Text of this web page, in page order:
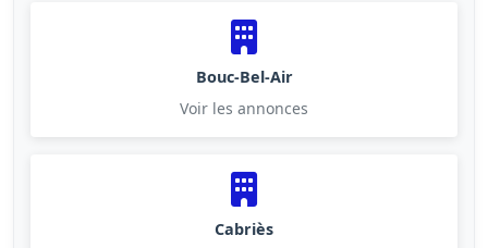
Bouc-Bel-Air
Voir les annonces
Cabriès